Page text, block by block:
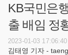
KB국민은
출 배임 정
2023-01-03 17:06:40
김태영 기자 -